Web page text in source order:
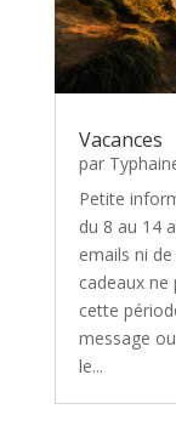
Vacances
par
Petite
du 8 au 14
emails ni
cadeaux
cette
message
le...